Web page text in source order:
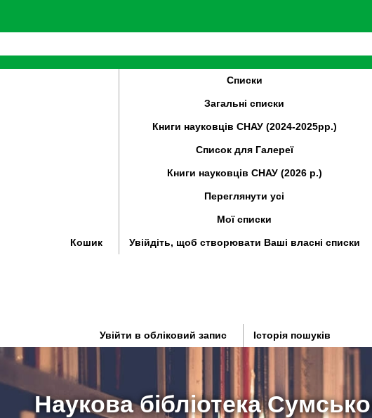
Кошик
Списки
Загальні списки
Книги науковців СНАУ (2024-2025рр.)
Список для Галереї
Книги науковців СНАУ (2026 р.)
Переглянути усі
Мої списки
Увійдіть, щоб створювати Ваші власні списки
Увійти в обліковий запис Історія пошуків
Наукова бібліотека